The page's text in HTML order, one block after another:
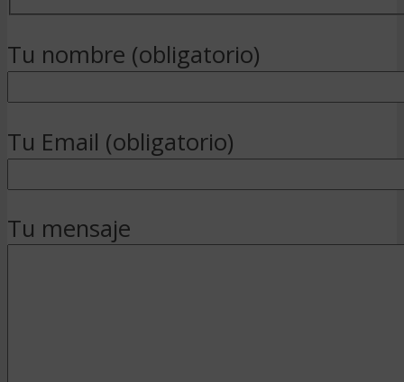
Tu nombre (obligatorio)
Tu Email (obligatorio)
Tu mensaje